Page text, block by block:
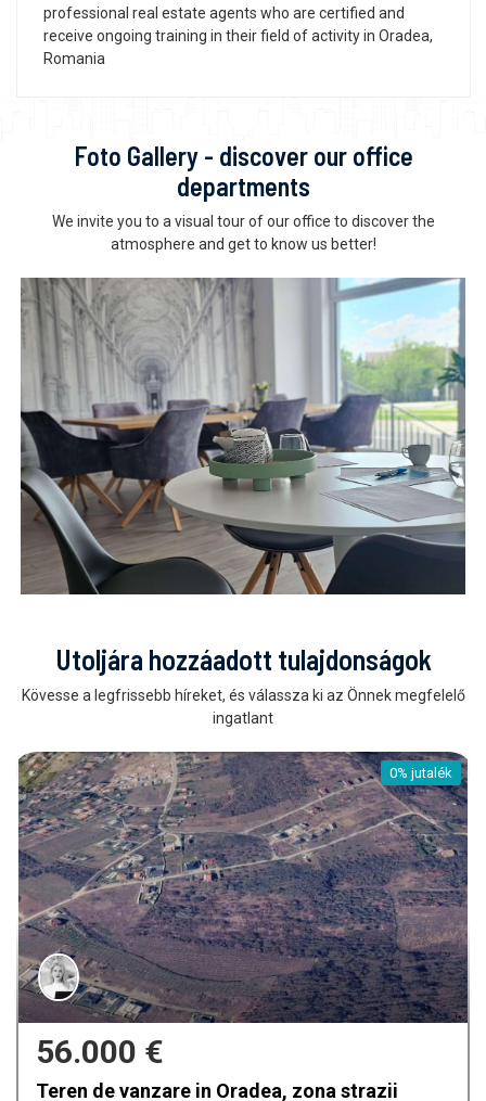
professional real estate agents who are certified and
receive ongoing training in their field of activity in Oradea,
Romania
Foto Gallery - discover our office
departments
We invite you to a visual tour of our office to discover the
atmosphere and get to know us better!
Utoljára hozzáadott tulajdonságok
Kövesse a legfrissebb híreket, és válassza ki az Önnek megfelelő
ingatlant
0% jutalék
in Oradea, zona strazii Casa de